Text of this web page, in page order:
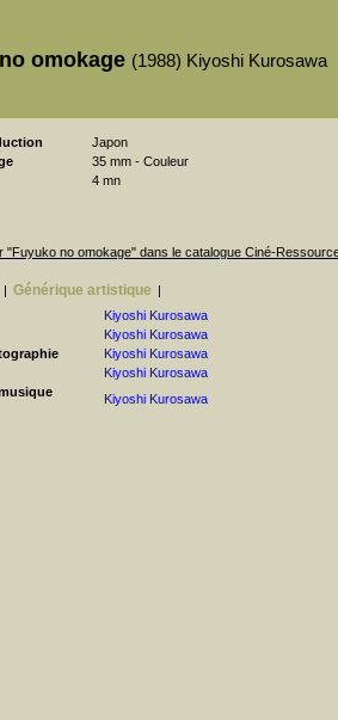
omokage (1988) Kiyoshi Kurosawa
Japon
35 mm - Couleur
4 mn
"Fuyuko no omokage" dans le catalogue Ciné-
| Générique artistique |
Kiyoshi Kurosawa
Kiyoshi Kurosawa
Kiyoshi Kurosawa
Kiyoshi Kurosawa
Kiyoshi Kurosawa